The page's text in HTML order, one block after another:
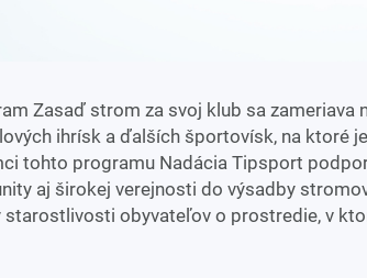
Zasaď strom za svoj klub sa zameriava
ihrísk a ďalších športovísk, na ktoré
tohto programu Nadácia Tipsport
aj širokej verejnosti do výsadby
starostlivosti obyvateľov o prostredie, v